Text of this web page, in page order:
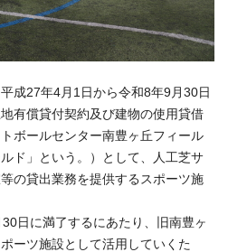
成27年4月1日から令和8年9月30日
有償貸付契約及び建物の使用貸借
ボールセンター南豊ヶ丘フィール
ド」という。）として、人工芝サ
の貸出業務を提供するスポーツ施
日に満了するにあたり、旧南豊ヶ
ーツ施設として活用していくた